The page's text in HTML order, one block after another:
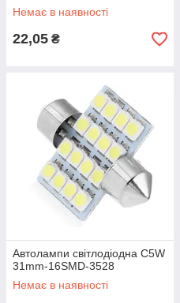
Немає в наявності
22,05 ₴
Автолампи світлодіодна C5W
31mm-16SMD-3528
Немає в наявності